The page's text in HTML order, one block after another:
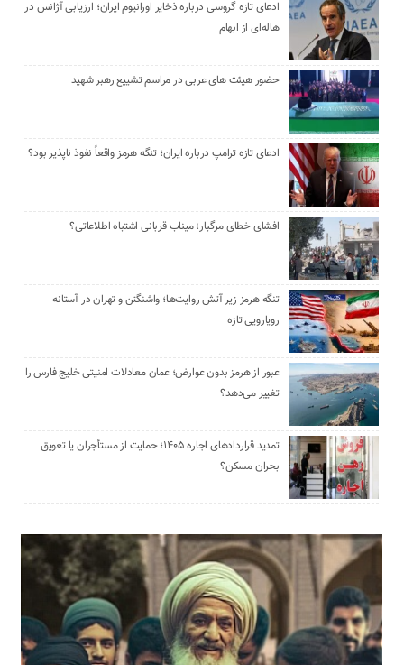
ادعای تازه گروسی درباره ذخایر اورانیوم ایران؛ ارزیابی آژانس در
هاله‌ای از ابهام
حضور هیئت‌ های عربی در مراسم تشییع رهبر شهید
ادعای تازه ترامپ درباره ایران؛ تنگه هرمز واقعاً نفوذ ناپذیر بود؟
افشای خطای مرگبار؛ میناب قربانی اشتباه اطلاعاتی؟
تنگه هرمز زیر آتش روایت‌ها؛ واشنگتن و تهران در آستانه
رویارویی تازه
عبور از هرمز بدون عوارض؛ عمان معادلات امنیتی خلیج فارس را
تغییر می‌دهد؟
تمدید قراردادهای اجاره ۱۴۰۵؛ حمایت از مستأجران یا تعویق
بحران مسکن؟